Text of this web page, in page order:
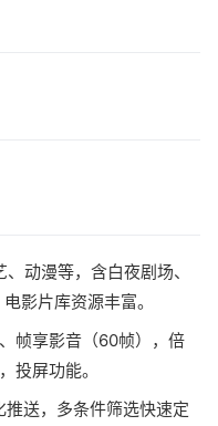
动漫等，含白夜剧场、
影片库资源丰富。
帧享影音（60帧），倍
投屏功能。
送，多条件筛选快速定